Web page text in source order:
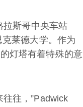
拉斯哥中央车站
莱德大学。作为
灯塔有着特殊的意
往，”Padwick